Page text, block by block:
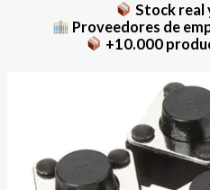
Stock real
Proveedores de
+10.000
6x6x5mm